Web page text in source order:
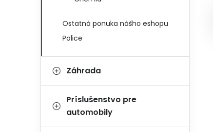
Ostatná ponuka nášho eshopu
Police
Záhrada
Príslušenstvo pre
automobily